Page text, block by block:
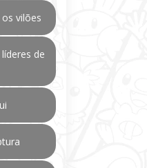
vilões
de